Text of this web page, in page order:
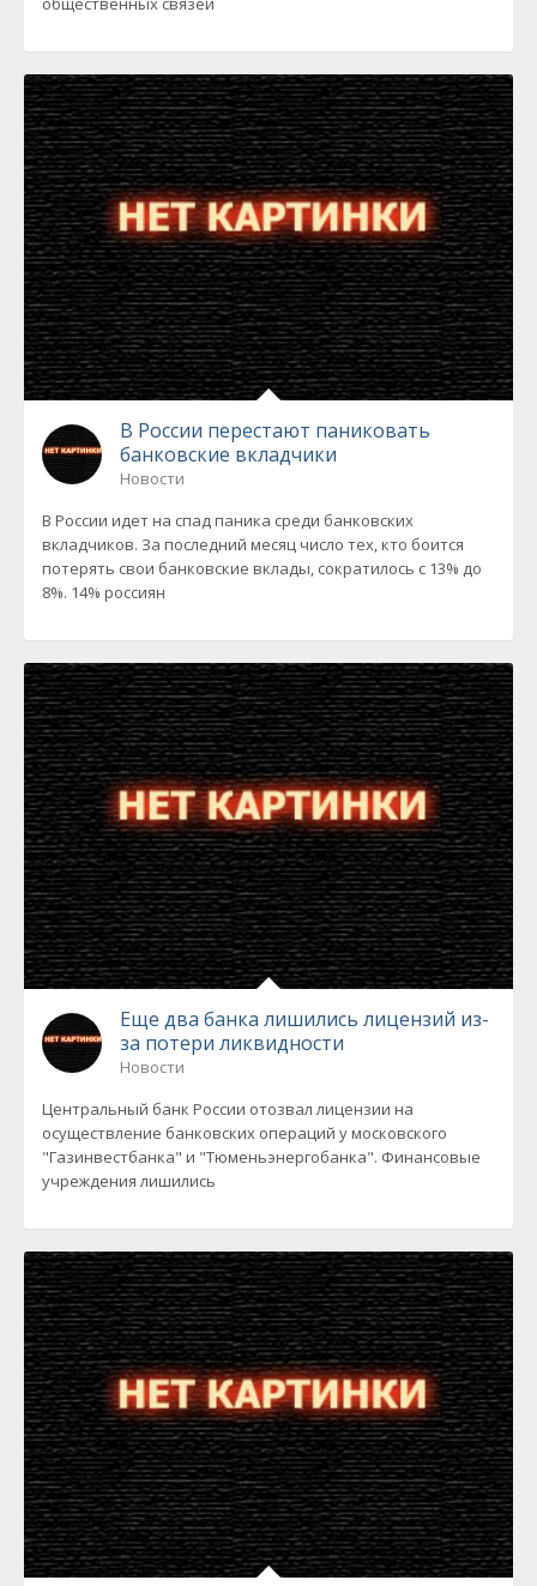
В России перестают паниковать
банковские вкладчики
Новости
В России идет на спад паника среди банковских
вкладчиков. За последний месяц число тех, кто боится
потерять свои банковские вклады, сократилось с 13% до
8%. 14% россиян
Еще два банка лишились лицензий из-
за потери ликвидности
Новости
Центральный банк России отозвал лицензии на
осуществление банковских операций у московского
"Газинвестбанка" и "Тюменьэнергобанка". Финансовые
учреждения лишились